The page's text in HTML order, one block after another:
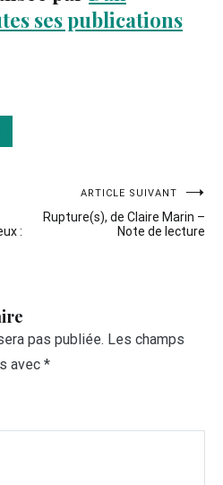
ses publications
:
ARTICLE SUIVANT
Rupture(s), de Claire Marin –
Note de lecture
pas publiée. Les champs
avec *